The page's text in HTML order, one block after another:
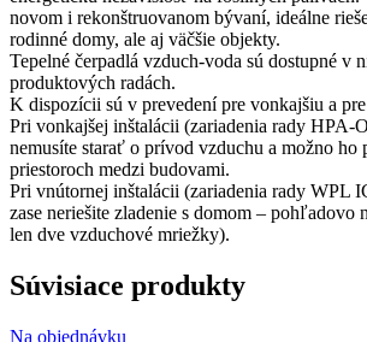
novom i rekonštruovanom bývaní, ideálne
rodinné domy, ale aj väčšie objekty.
Tepelné čerpadlá vzduch-voda sú dostupné v
produktových radách.
K dispozícii sú v prevedení pre vonkajšiu a
Pri vonkajšej inštalácii (zariadenia rady HPA-
nemusíte starať o prívod vzduchu a možno
priestoroch medzi budovami.
Pri vnútornej inštalácii (zariadenia rady WPL
zase neriešite zladenie s domom – pohľadovo
len dve vzduchové mriežky).
Súvisiace produkty
Na objednávku